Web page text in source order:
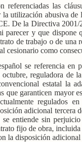
referenciadas las
la utilización abusiva
De la Directiva 2001/
parecer y que dispone
de trabajo o de
cesionario como
se referencia en
reguladora de
estatal la
que garanticen mayor
regulados
adicional tercera
entiende sin
fijo de obra,
la disposición